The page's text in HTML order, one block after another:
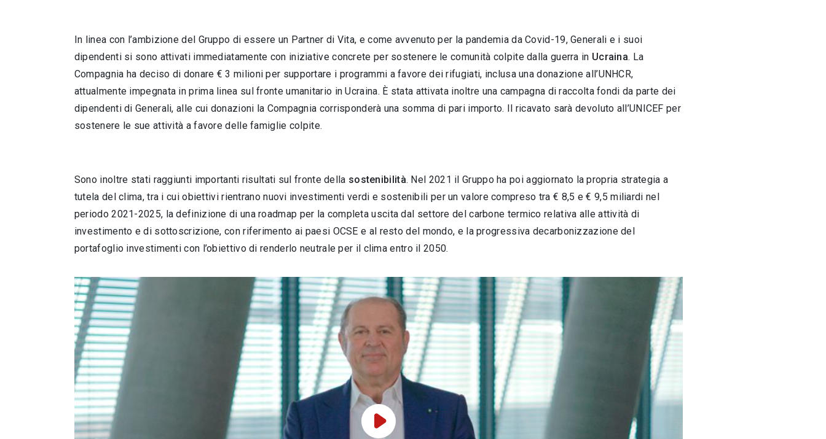
In linea con l’ambizione del Gruppo di essere un Partner di Vita, e come avvenuto per la pandemia da Covid-19, Generali e i suoi
dipendenti si sono attivati immediatamente con iniziative concrete per sostenere le comunità colpite dalla guerra in Ucraina. La
Compagnia ha deciso di donare € 3 milioni per supportare i programmi a favore dei rifugiati, inclusa una donazione all’UNHCR,
attualmente impegnata in prima linea sul fronte umanitario in Ucraina. È stata attivata inoltre una campagna di raccolta fondi da parte dei
dipendenti di Generali, alle cui donazioni la Compagnia corrisponderà una somma di pari importo. Il ricavato sarà devoluto all’UNICEF per
sostenere le sue attività a favore delle famiglie colpite.
Sono inoltre stati raggiunti importanti risultati sul fronte della sostenibilità. Nel 2021 il Gruppo ha poi aggiornato la propria strategia a
tutela del clima, tra i cui obiettivi rientrano nuovi investimenti verdi e sostenibili per un valore compreso tra € 8,5 e € 9,5 miliardi nel
periodo 2021-2025, la definizione di una roadmap per la completa uscita dal settore del carbone termico relativa alle attività di
investimento e di sottoscrizione, con riferimento ai paesi OCSE e al resto del mondo, e la progressiva decarbonizzazione del
portafoglio investimenti con l’obiettivo di renderlo neutrale per il clima entro il 2050.
Play Video